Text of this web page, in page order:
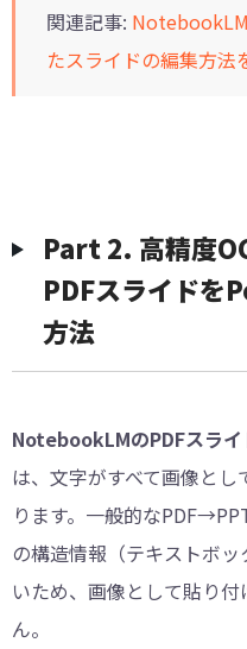
関連記事:
たスライドの編集方法
︎Part 2. 高精度
PDFスライド
方法
NotebookLMのPDFスライ
は、文字がすべて画像と
ります。一般的な
の構造情報（テキストボ
いため、画像として貼り
ん。